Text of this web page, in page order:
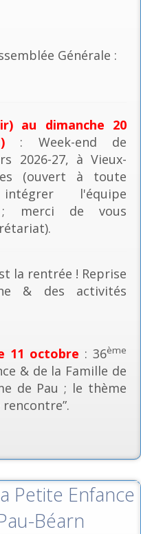
Générale :
au dimanche 20
: Week-end de
2026-27, à Vieux-
(ouvert à toute
l'équipe
; merci de vous
la rentrée ! Reprise
& des activités
11 octobre : 36ème
& de la Famille de
de Pau ; le thème
Petite Enfance
Béarn